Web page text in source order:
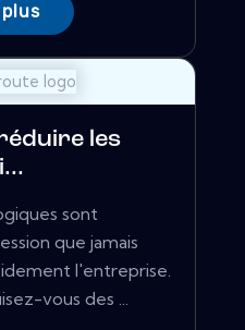
les
sont
que jamais
l'entreprise.
vous des ...